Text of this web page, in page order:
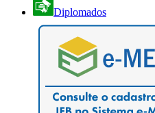
Diplomados